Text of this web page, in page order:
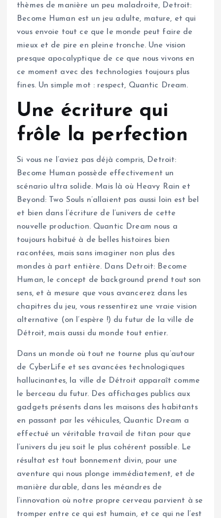
thèmes de manière un peu maladroite, Detroit:
Become Human est un jeu adulte, mature, et qui
vous envoie tout ce que le monde peut faire de
mieux et de pire en pleine tronche. Une vision
presque apocalyptique de ce que nous vivons en
ce moment avec des technologies toujours plus
fines. Un simple mot : respect, Quantic Dream.
Une écriture qui
frôle la perfection
Si vous ne l’aviez pas déjà compris, Detroit:
Become Human possède effectivement un
scénario ultra solide. Mais là où Heavy Rain et
Beyond: Two Souls n’allaient pas aussi loin est bel
et bien dans l’écriture de l’univers de cette
nouvelle production. Quantic Dream nous a
toujours habitué à de belles histoires bien
racontées, mais sans imaginer non plus des
mondes à part entière. Dans Detroit: Become
Human, le concept de background prend tout son
sens, et à mesure que vous avancerez dans les
chapitres du jeu, vous ressentirez une vraie vision
alternative (on l’espère !) du futur de la ville de
Détroit, mais aussi du monde tout entier.
Dans un monde où tout ne tourne plus qu’autour
de CyberLife et ses avancées technologiques
hallucinantes, la ville de Détroit apparaît comme
le berceau du futur. Des affichages publics aux
gadgets présents dans les maisons des habitants
en passant par les véhicules, Quantic Dream a
effectué un véritable travail de titan pour que
l’univers du jeu soit le plus cohérent possible. Le
résultat est tout bonnement divin, pour une
aventure qui nous plonge immédiatement, et de
manière durable, dans les méandres de
l’innovation où notre propre cerveau parvient à se
tromper entre ce qui est humain, et ce qui ne l’est